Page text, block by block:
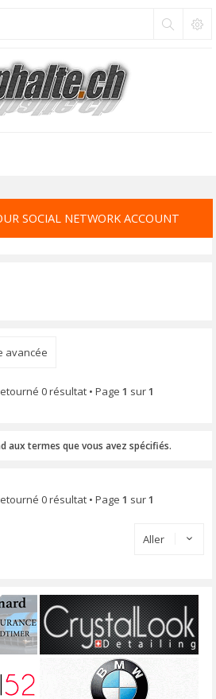
SOCIAL NETWORK ACCOUNT
avancée
0 résultat • Page 1 sur1
aux termes que vous avez spécifiés.
0 résultat • Page 1 sur1
Aller